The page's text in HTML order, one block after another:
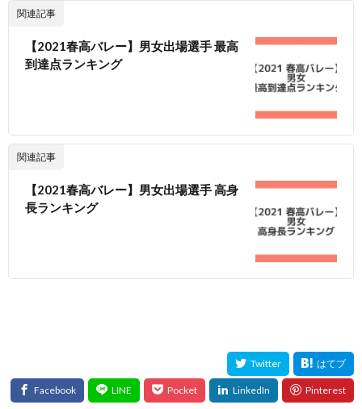
関連記事
【2021春高バレー】男女出場選手 最高
到達点ランキング
関連記事
【2021春高バレー】男女出場選手 高身
長ランキング